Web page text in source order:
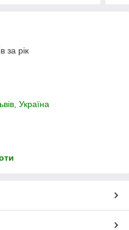
за рік
Україна